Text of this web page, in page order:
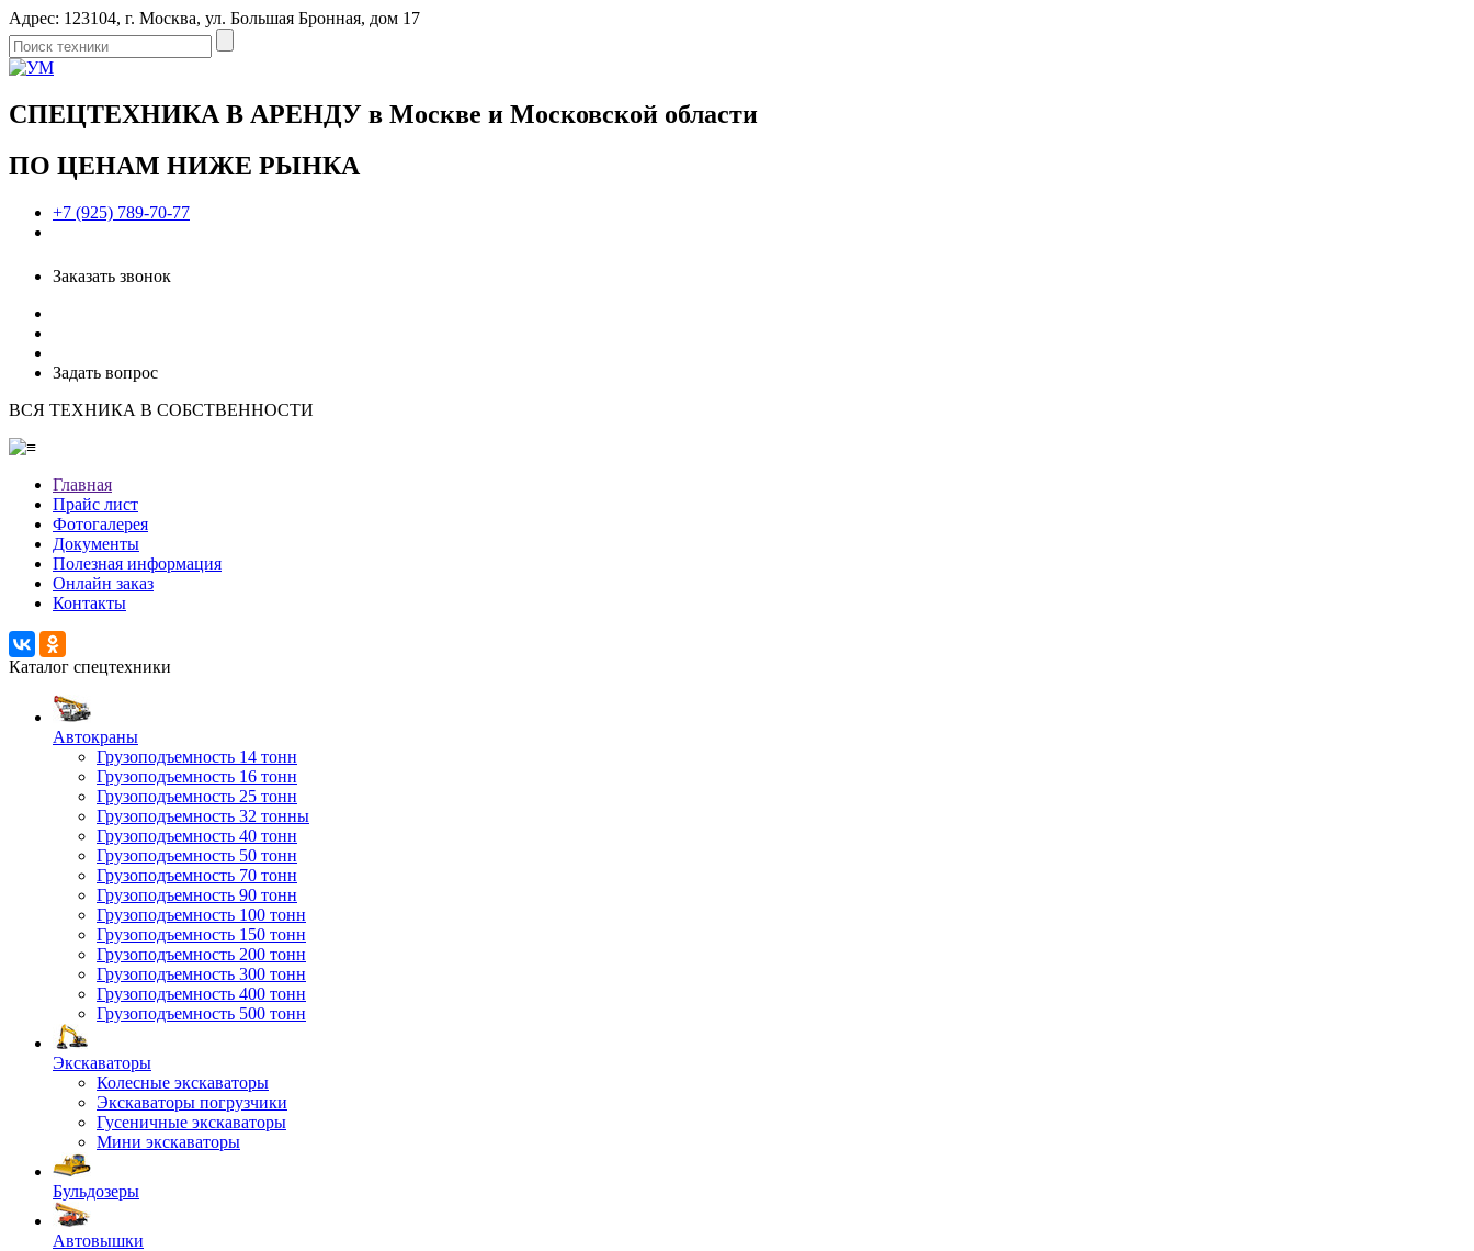
Адрес: 123104, г. Москва, ул. Большая Бронная, дом 17
СПЕЦТЕХНИКА В АРЕНДУ в Москве и Московской области
ПО ЦЕНАМ НИЖЕ РЫНКА
+7 (925) 789-70-77
Заказать звонок
Задать вопрос
ВСЯ ТЕХНИКА В СОБСТВЕННОСТИ
Главная
Прайс лист
Фотогалерея
Документы
Полезная информация
Онлайн заказ
Контакты
Каталог спецтехники
Автокраны
Грузоподъемность 14 тонн
Грузоподъемность 16 тонн
Грузоподъемность 25 тонн
Грузоподъемность 32 тонны
Грузоподъемность 40 тонн
Грузоподъемность 50 тонн
Грузоподъемность 70 тонн
Грузоподъемность 90 тонн
Грузоподъемность 100 тонн
Грузоподъемность 150 тонн
Грузоподъемность 200 тонн
Грузоподъемность 300 тонн
Грузоподъемность 400 тонн
Грузоподъемность 500 тонн
Экскаваторы
Колесные экскаваторы
Экскаваторы погрузчики
Гусеничные экскаваторы
Мини экскаваторы
Бульдозеры
Автовышки